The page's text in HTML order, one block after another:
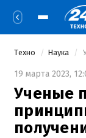
Техно Наука
19 марта 2023,
Ученые